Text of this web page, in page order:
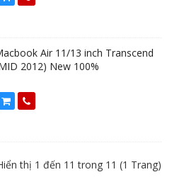
Air 11/13 inch Transcend
2012) New 100%
thị 1 đến 11 trong 11 (1 Trang)